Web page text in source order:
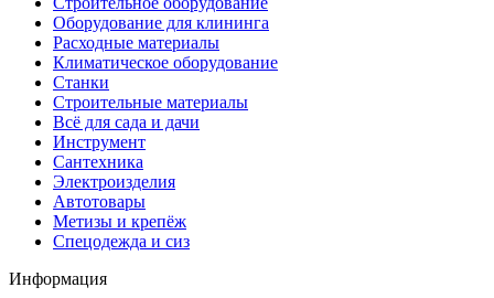
Оборудование для клининга
Расходные материалы
Климатическое оборудование
Станки
Строительные материалы
Всё для сада и дачи
Инструмент
Сантехника
Электроизделия
Автотовары
Метизы и крепёж
Спецодежда и сиз
Информация